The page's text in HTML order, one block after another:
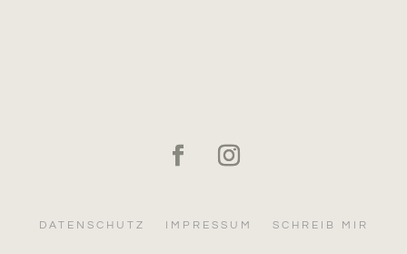
DATENSCHUTZ IMPRESSUM SCHREIB MIR